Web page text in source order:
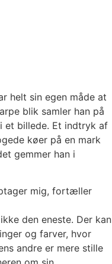
helt sin egen måde at
blik samler han på
et billede. Et indtryk af
køer på en mark
gemmer han i
mig, fortæller
den eneste. Der kan
og farver, hvor
andre er mere stille